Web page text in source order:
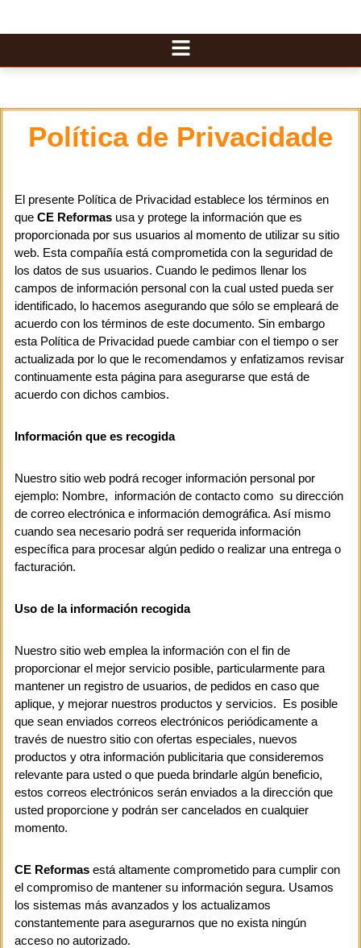
Política de Privacidade
El presente Política de Privacidad establece los términos en
que CE Reformas usa y protege la información que es
proporcionada por sus usuarios al momento de utilizar su sitio
web. Esta compañía está comprometida con la seguridad de
los datos de sus usuarios. Cuando le pedimos llenar los
campos de información personal con la cual usted pueda ser
identificado, lo hacemos asegurando que sólo se empleará de
acuerdo con los términos de este documento. Sin embargo
esta Política de Privacidad puede cambiar con el tiempo o ser
actualizada por lo que le recomendamos y enfatizamos revisar
continuamente esta página para asegurarse que está de
acuerdo con dichos cambios.
Información que es recogida
Nuestro sitio web podrá recoger información personal por
ejemplo: Nombre, información de contacto como su dirección
de correo electrónica e información demográfica. Así mismo
cuando sea necesario podrá ser requerida información
específica para procesar algún pedido o realizar una entrega o
facturación.
Uso de la información recogida
Nuestro sitio web emplea la información con el fin de
proporcionar el mejor servicio posible, particularmente para
mantener un registro de usuarios, de pedidos en caso que
aplique, y mejorar nuestros productos y servicios. Es posible
que sean enviados correos electrónicos periódicamente a
través de nuestro sitio con ofertas especiales, nuevos
productos y otra información publicitaria que consideremos
relevante para usted o que pueda brindarle algún beneficio,
estos correos electrónicos serán enviados a la dirección que
usted proporcione y podrán ser cancelados en cualquier
momento.
CE Reformas está altamente comprometido para cumplir con
el compromiso de mantener su información segura. Usamos
los sistemas más avanzados y los actualizamos
constantemente para asegurarnos que no exista ningún
acceso no autorizado.